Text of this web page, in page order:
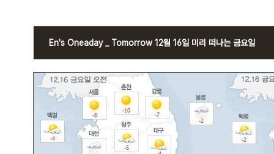
En's Oneaday _ Tomorrow 12월 16일 미리 떠나는 금요일